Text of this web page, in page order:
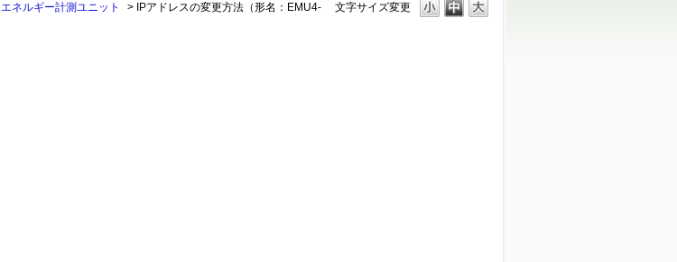
文字サイズ変更
エネルギー計測ユニット > IPアドレスの変更方法（形名：EMU4-